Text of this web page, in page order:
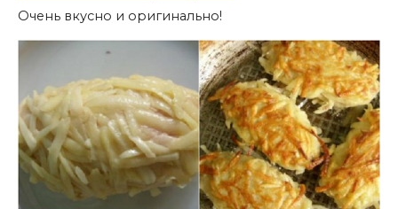
Очень вкусно и оригинально!